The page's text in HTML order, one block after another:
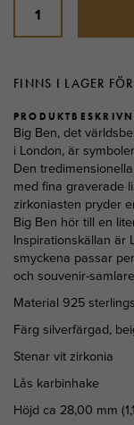
Big Ben, det
i London, är
Den
med fina graverade
zirkoniasten pryder
Big Ben hör till en
Inspirationskällan är
smyckena passar
och souvenir-
Material 925
Färg silverfärgad,
Stenar vit zirkonia
Lås karbinhake
Höjd ca 28,00 mm
FINNS I LAGER